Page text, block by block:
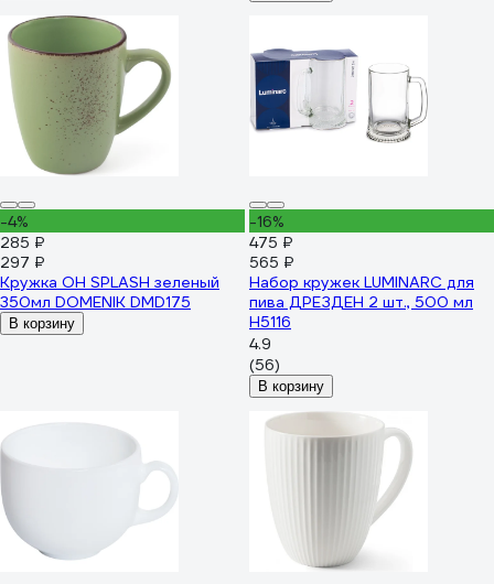
-4%
285 ₽
297 ₽
Кружка OH SPLASH зеленый
350мл DOMENIK DMD175
В корзину
-16%
475 ₽
565 ₽
Набор кружек LUMINARC для
пива ДРЕЗДЕН 2 шт., 500 мл
H5116
4.9
(56)
В корзину